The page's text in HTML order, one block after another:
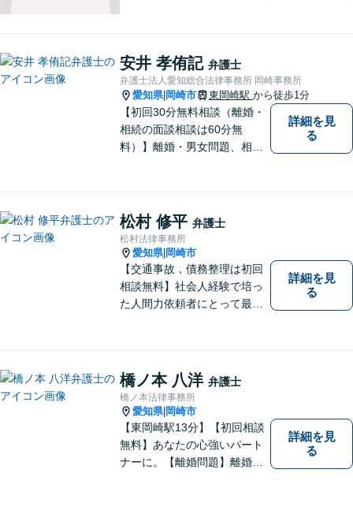
サービスを提供。【駐車場完
備】
安井 孝侑記 弁護士
弁護士法人愛知総合法律事務所 岡崎事務所
愛知県| 岡崎市 東岡崎駅 から徒歩1分
【初回30分無料相談（離婚・
相続の面談相談は60分無
料）】離婚・男女問題、相
り。】【土日対応（要予
約）】
詳細を見
る
松村 修平 弁護士
松村法律事務所
愛知県| 岡崎市
【交通事故，債務整理は初回
相談無料】社会人経験で培っ
た人間力依頼者にとって最大
を追求する弁護士です。
詳細を見
る
橋ノ本 八洋 弁護士
橋ノ本法律事務所
愛知県| 岡崎市
【東岡崎駅13分】【初回相談
無料】あなたの心強いパート
ナーに。【離婚問題】離婚協
詳細を見
る